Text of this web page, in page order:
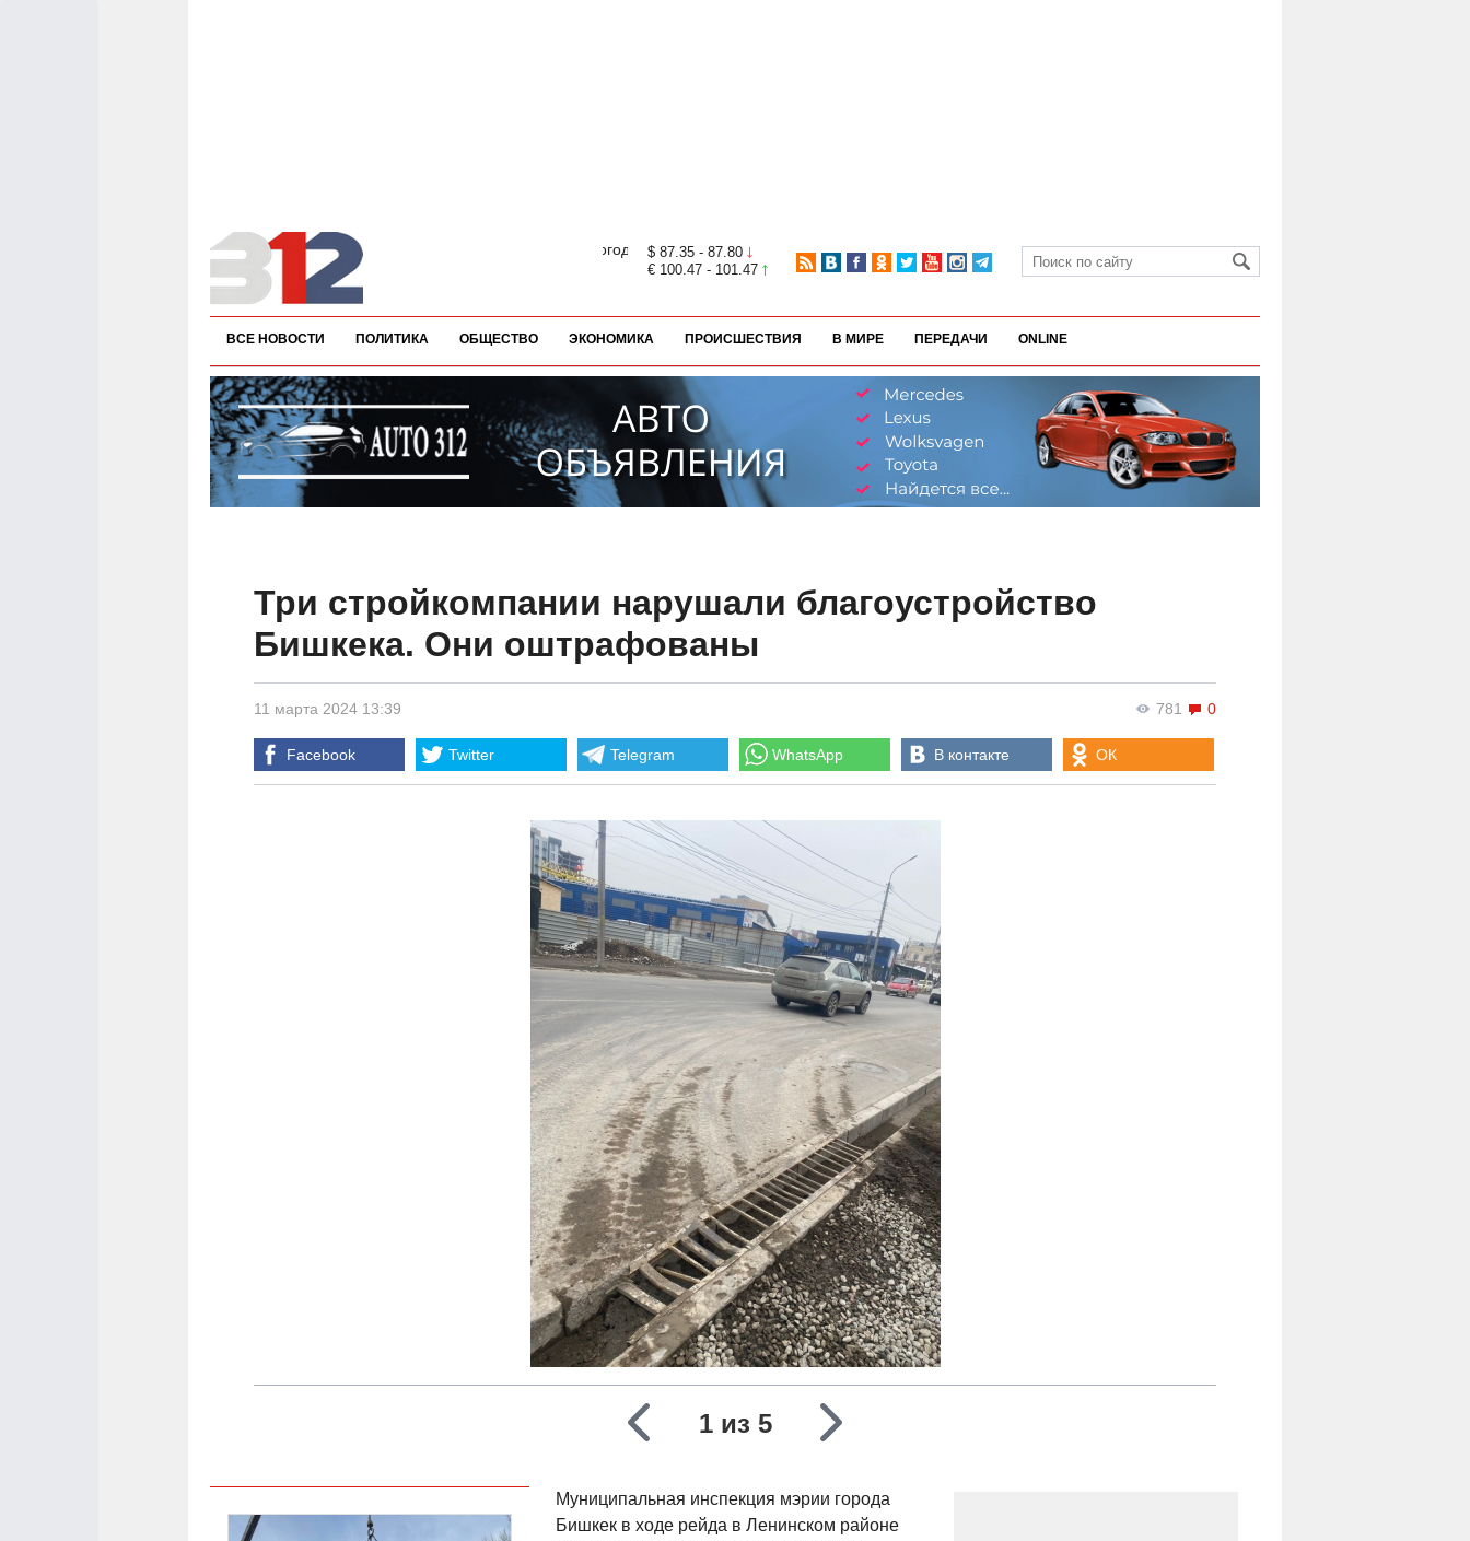
$ 87.35 - 87.80
€ 100.47 - 101.47
ВСЕ НОВОСТИ ПОЛИТИКА ОБЩЕСТВО ЭКОНОМИКА ПРОИСШЕСТВИЯ В МИРЕ ПЕРЕДАЧИ ONLINE
Три стройкомпании нарушали благоустройство
Бишкека. Они оштрафованы
781 0
11 марта 2024 13:39
Facebook Twitter Telegram WhatsApp В контакте ОК
1 из 5
Муниципальная инспекция мэрии города
Бишкек в ходе рейда в Ленинском районе